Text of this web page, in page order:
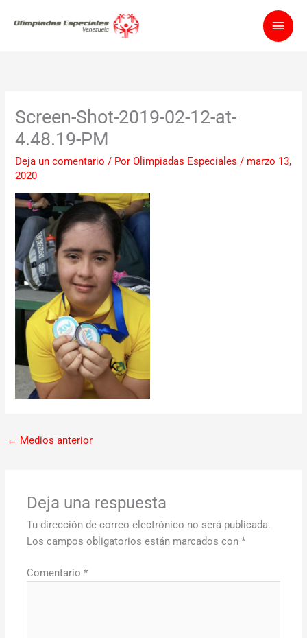
Screen-Shot-2019-02-12-at-
4.48.19-PM
Deja un comentario / PorOlimpiadas Especiales/ marzo 13,
2020
← Medios anterior
Deja una respuesta
Tu dirección de correo electrónico no será publicada.
Los campos obligatorios están marcados con*
Comentario*